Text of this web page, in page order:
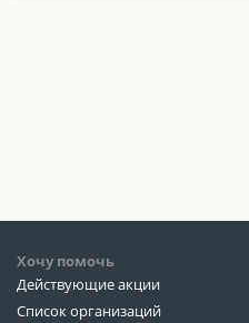
Хочу помочь
Действующие акции
Список организаций